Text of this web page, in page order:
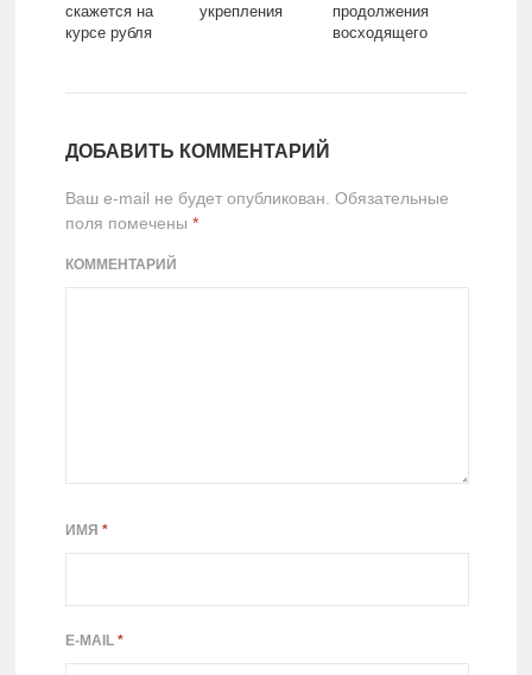
скажется на
курсе рубля
укрепления
продолжения
восходящего
ДОБАВИТЬ КОММЕНТАРИЙ
Ваш e-mail не будет опубликован. Обязательные
поля помечены *
КОММЕНТАРИЙ
ИМЯ *
E-MAIL *